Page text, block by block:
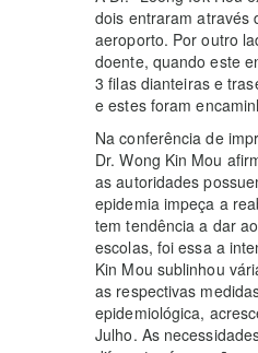
dois entraram através
aeroporto. Por outro
doente, quando este
3 filas dianteiras e
e estes foram
Na conferência de
Dr. Wong Kin Mou
as autoridades
epidemia impeça a
tem tendência a dar
escolas, foi essa a
Kin Mou sublinhou
as respectivas
epidemiológica,
Julho. As